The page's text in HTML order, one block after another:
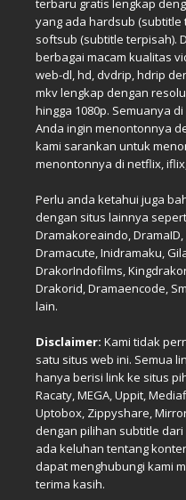
yang ada hardsub (subtitle
softsub (subtitle terpisah).
berbagai macam kualitas
web-dl, hd, dvdrip, hdrip
mkv lengkap dengan
hingga 1080p. Semuanya
Anda ingin menontonnya
kami sarankan untuk
menontonnya di netflix,
Perlu anda ketahui juga
dengan situs lainnya
Dramakoreaindo,
Dramacute, Inidramaku,
DrakorIndofilms,
Drakorid, Dramaencode,
lain.
Disclaimer: Kami tidak
satu situs web ini. Semua
hanya berisi link ke situs
Racaty, MEGA, Uppit,
Uptobox, Zippyshare,
dengan pilihan subtitle
ada keluhan tentang
dapat menghubungi kami
terima kasih.